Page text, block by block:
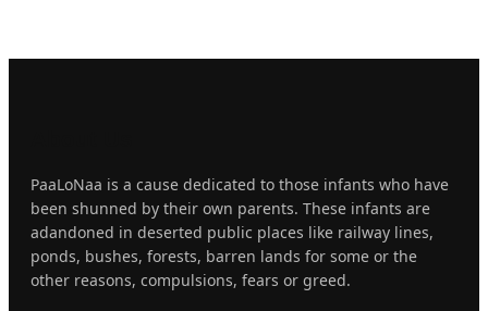
PaaLoNaa is a cause dedicated to those infants who have
been shunned by their own parents. These infants are
adandoned in deserted public places like railway lines,
ponds, bushes, forests, barren lands for some or the
other reasons, compulsions, fears or greed.